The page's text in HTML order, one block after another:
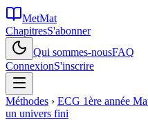
MetMat
ChapitresS'abonner
Qui sommes-nousFAQ
ConnexionS'inscrire
Méthodes › ECG 1ère année
un univers fini